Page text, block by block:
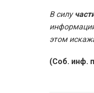
В силу
этом
(Соб. инф.